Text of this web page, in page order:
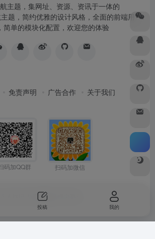
主题，集网址、资源、资讯于一体的
题，简约优雅的设计风格，全面的前端用
简单的模块化配置，欢迎您的体验
免责声明 广告合作 关于我们
码加QQ群 扫码加微信
OneNav
投稿 我的